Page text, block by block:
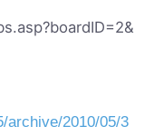
archive/2010/05/3